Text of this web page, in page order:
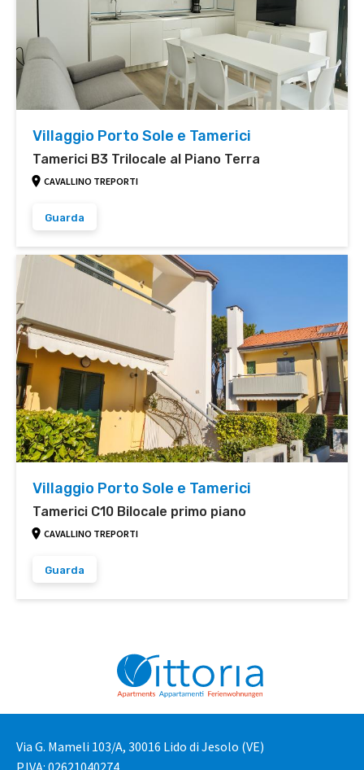
Villaggio Porto Sole e Tamerici
Tamerici B3 Trilocale al Piano Terra
CAVALLINO TREPORTI
Guarda
Villaggio Porto Sole e Tamerici
Tamerici C10 Bilocale primo piano
CAVALLINO TREPORTI
Guarda
Via G. Mameli 103/A, 30016 Lido di Jesolo (VE)
P.IVA: 02621040274